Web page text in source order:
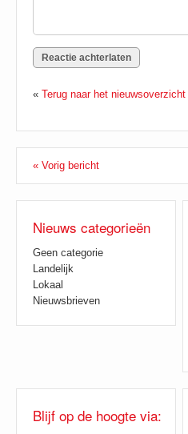
« Terug naar het nieuwsoverzicht
« Vorig bericht
Nieuws categorieën
Geen categorie
Landelijk
Lokaal
Nieuwsbrieven
Blijf op de hoogte via: